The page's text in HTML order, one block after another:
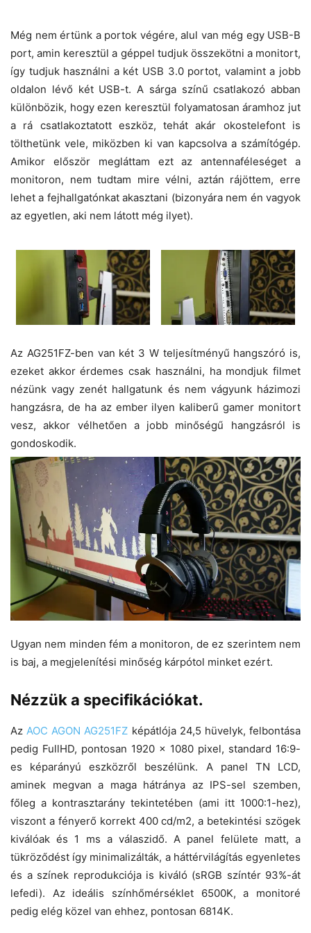
Még nem értünk a portok végére, alul van még egy USB-B
port, amin keresztül a géppel tudjuk összekötni a monitort,
így tudjuk használni a két USB 3.0 portot, valamint a jobb
oldalon lévő két USB-t. A sárga színű csatlakozó abban
különbözik, hogy ezen keresztül folyamatosan áramhoz jut
a rá csatlakoztatott eszköz, tehát akár okostelefont is
tölthetünk vele, miközben ki van kapcsolva a számítógép.
Amikor először megláttam ezt az antennaféleséget a
monitoron, nem tudtam mire vélni, aztán rájöttem, erre
lehet a fejhallgatónkat akasztani (bizonyára nem én vagyok
az egyetlen, aki nem látott még ilyet).
Az AG251FZ-ben van két 3 W teljesítményű hangszóró is,
ezeket akkor érdemes csak használni, ha mondjuk filmet
nézünk vagy zenét hallgatunk és nem vágyunk házimozi
hangzásra, de ha az ember ilyen kaliberű gamer monitort
vesz, akkor vélhetően a jobb minőségű hangzásról is
gondoskodik.
Ugyan nem minden fém a monitoron, de ez szerintem nem
is baj, a megjelenítési minőség kárpótol minket ezért.
Nézzük a specifikációkat.
Az AOC AGON AG251FZ képátlója 24,5 hüvelyk, felbontása
pedig FullHD, pontosan 1920 x 1080 pixel, standard 16:9-
es képarányú eszközről beszélünk. A panel TN LCD,
aminek megvan a maga hátránya az IPS-sel szemben,
főleg a kontrasztarány tekintetében (ami itt 1000:1-hez),
viszont a fényerő korrekt 400 cd/m2, a betekintési szögek
kiválóak és 1 ms a válaszidő. A panel felülete matt, a
tükröződést így minimalizálták, a háttérvilágítás egyenletes
és a színek reprodukciója is kiváló (sRGB színtér 93%-át
lefedi). Az ideális színhőmérséklet 6500K, a monitoré
pedig elég közel van ehhez, pontosan 6814K.